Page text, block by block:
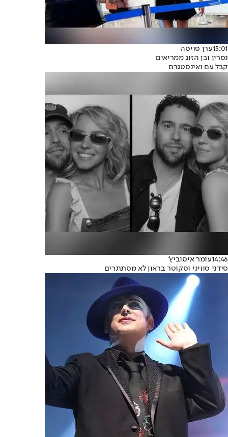
15:01ערן סויסה
נסרין ובן הזוג ממריאים
קבל עם ואינסטגרם
14:46עומר איסוביץ'
סידני סוויני וסקוטר בראון לא מסתתרים